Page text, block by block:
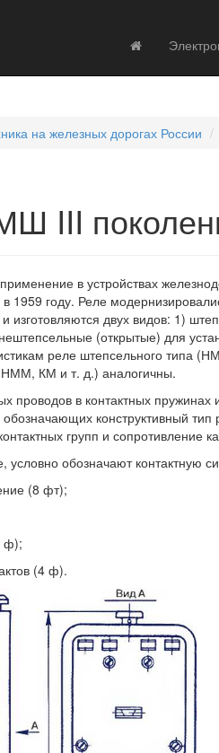
на железных дорогах России
III
в устройствах
1959 году. Реле
изготовляются двух видов: 1)
(открытые) для
реле штепсельного
НММ, КМ и т. д.) аналогичны.
в контактных пружинах
конструктивный тип
групп и сопротивление
обозначают контактную
(8 фт);
ф);
(4 ф).